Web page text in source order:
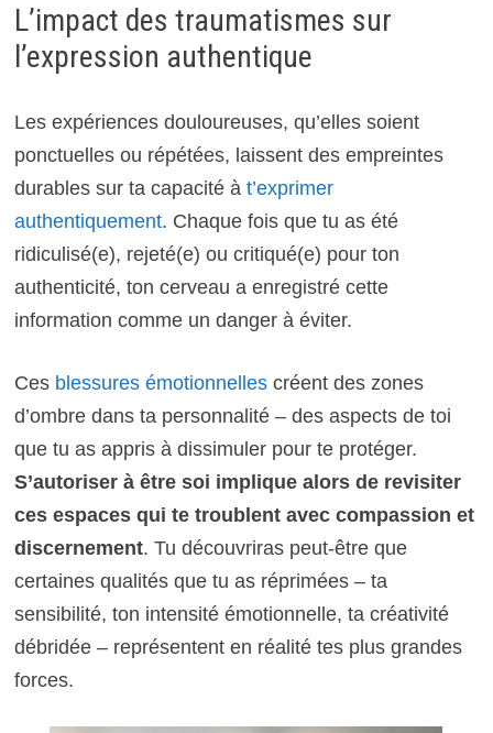
L’impact des traumatismes sur
l’expression authentique
Les expériences douloureuses, qu’elles soient
ponctuelles ou répétées, laissent des empreintes
durables sur ta capacité à t’exprimer
authentiquement. Chaque fois que tu as été
ridiculisé(e), rejeté(e) ou critiqué(e) pour ton
authenticité, ton cerveau a enregistré cette
information comme un danger à éviter.
Ces blessures émotionnellescréent des zones
d’ombre dans ta personnalité – des aspects de toi
que tu as appris à dissimuler pour te protéger.
S’autoriser à être soi implique alors de revisiter
ces espaces qui te troublent avec compassion et
discernement. Tu découvriras peut-être que
certaines qualités que tu as réprimées – ta
sensibilité, ton intensité émotionnelle, ta créativité
débridée – représentent en réalité tes plus grandes
forces.